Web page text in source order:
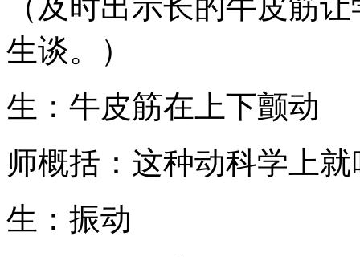
（及时出示长的牛皮筋
生谈。）
生：牛皮筋在上下颤动
师概括：这种动科学上
生：振动